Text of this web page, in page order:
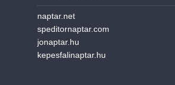
naptar.net
speditornaptar.com
jonaptar.hu
kepesfalinaptar.hu